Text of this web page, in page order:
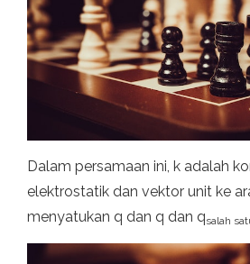
Dalam persamaan ini, k adalah
elektrostatik dan vektor unit ke
menyatukan q dan q dan qsalah